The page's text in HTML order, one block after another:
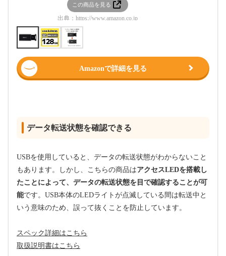
この商品を見る
出典： https://www.amazon.co.jp
Amazonで詳細を見る
データ転送状態を確認できる
USBを使用していると、データの転送状態がわからないこと
もあります。しかし、こちらの商品はアクセスLEDを搭載し
たことによって、データの転送状態を目で確認することが可
能です。USB本体のLEDライトが点滅している間は転送中と
いう意味のため、誤って抜くことを防止しています。
スペック詳細はこちら
取扱説明書はこちら